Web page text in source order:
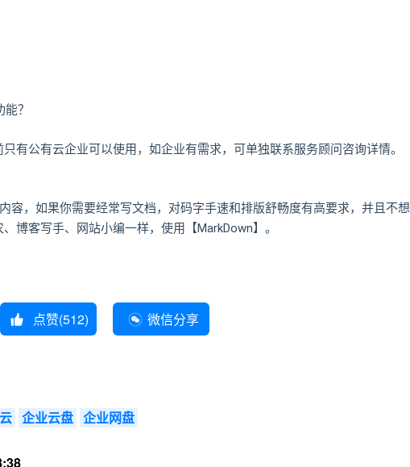
？
有公有云企业可以使用，如企业有需求，可单独联系服务顾问咨询详情。
容，如果你需要经常写文档，对码字手速和排版舒畅度有高要求，并且不想
博客写手、网站小编一样，使用【MarkDown】。
点赞(512) 微信分享
企业云盘 企业网盘